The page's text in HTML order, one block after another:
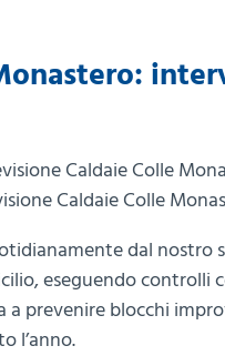
Caldaie Colle
dal nostro
eseguendo controlli
prevenire blocchi
l’anno.